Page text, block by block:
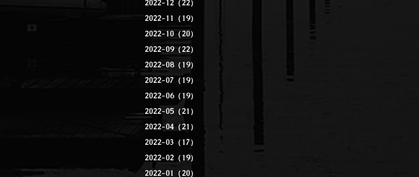
2022-12（22）
2022-11（19）
2022-10（20）
2022-09（22）
2022-08（19）
2022-07（19）
2022-06（19）
2022-05（21）
2022-04（21）
2022-03（17）
2022-02（19）
2022-01（20）